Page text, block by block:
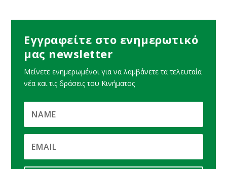
Εγγραφείτε στο ενημερωτικό
μας newsletter
Μείνετε ενημερωμένοι για να λαμβάνετε τα τελευταία
νέα και τις δράσεις του Κινήματος